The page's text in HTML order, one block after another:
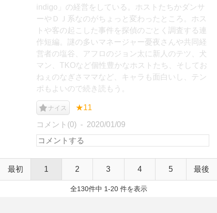
indigo」の経営をしている。ホストたちかダンサ
ーやＤＪ系なのがちょっと変わったところ。ホス
トや客の起こした事件を探偵のごとく調査する連
作短編。謎の多いマネージャー憂夜さんや共同経
営者の塩谷、アフロのジョン太に新人のテツ、犬
マン、TKOなど個性豊かなホストたち、そしてお
ねぇのなぎさママなど、キャラも面白いし、テン
ポもよいので続き読もう。
ナイス ★11
コメント(0) 2020/01/09
最初 1 2 3 4 5 最後
全130件中 1-20 件を表示